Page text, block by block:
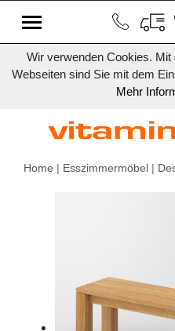
Wir verwenden Cookies.
Webseiten sind Sie mit dem
Mehr
Home | Esszimmermöbel |